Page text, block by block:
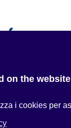
alle Imprese
Uncategorised